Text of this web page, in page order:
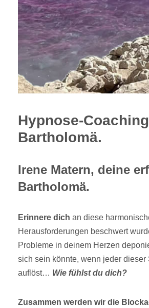
Hypnose-
Bartholomä.
Irene Matern, deine
Bartholomä.
Erinnere dich an diese
Herausforderungen beschwert
Probleme in deinem Herzen
sich sein könnte, wenn jeder
auflöst… Wie fühlst du dich?
Zusammen werden wir die